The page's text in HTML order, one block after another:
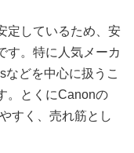
定しているため、安
す。特に人気メーカ
どを中心に扱うこ
。とくにCanonの
すく、売れ筋とし